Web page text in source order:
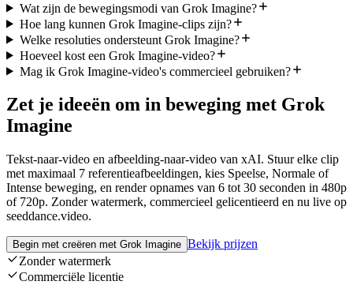
Wat zijn de bewegingsmodi van Grok Imagine?
Hoe lang kunnen Grok Imagine-clips zijn?
Welke resoluties ondersteunt Grok Imagine?
Hoeveel kost een Grok Imagine-video?
Mag ik Grok Imagine-video's commercieel gebruiken?
Zet je ideeën om in beweging met Grok
Imagine
Tekst-naar-video en afbeelding-naar-video van xAI. Stuur elke clip
met maximaal 7 referentieafbeeldingen, kies Speelse, Normale of
Intense beweging, en render opnames van 6 tot 30 seconden in 480p
of 720p. Zonder watermerk, commercieel gelicentieerd en nu live op
seeddance.video.
Begin met creëren met Grok Imagine Bekijk prijzen
Zonder watermerk
Commerciële licentie